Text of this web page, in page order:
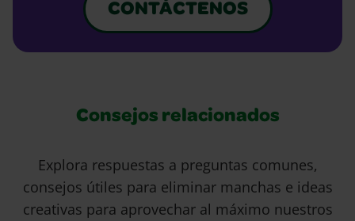
CONTÁCTENOS
Consejos relacionados
Explora respuestas a preguntas comunes,
consejos útiles para eliminar manchas e ideas
creativas para aprovechar al máximo nuestros